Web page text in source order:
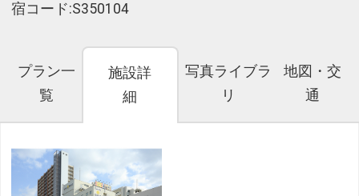
宿コード:S350104
プラン一
覧
施設詳
細
写真ライブラ
リ
地図・交
通